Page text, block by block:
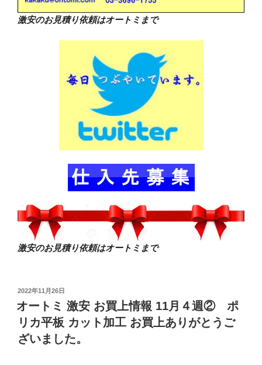
激安のお見積り依頼はオートミまで
激安のお見積り依頼はオートミまで
投
稿
日:
2022年11月26日
オートミ 激安 お買上情報 11月４週② ポ
リカ平板 カット加工 お買上ありがとうご
ざいました。